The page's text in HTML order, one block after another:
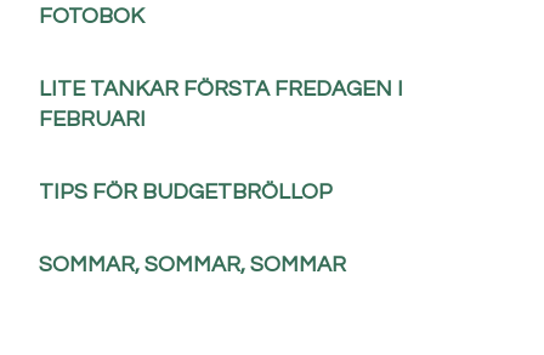
FOTOBOK
LITE TANKAR FÖRSTA FREDAGEN I
FEBRUARI
TIPS FÖR BUDGETBRÖLLOP
SOMMAR, SOMMAR, SOMMAR